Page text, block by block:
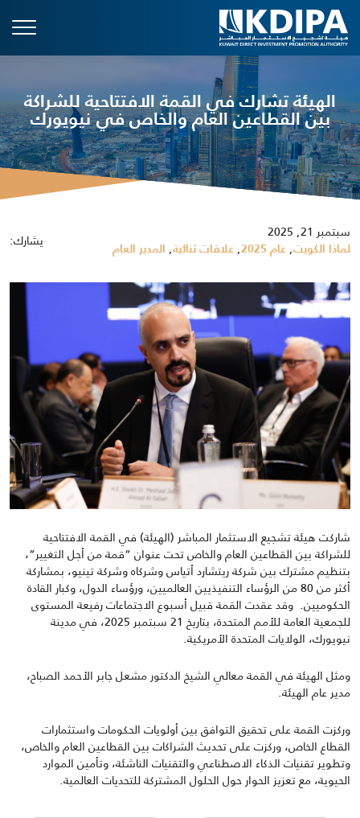
الهيئة تشارك في القمة الافتتاحية للشراكة
بين القطاعين العام والخاص في نيويورك
سبتمبر 21, 2025
لماذا الكويت, عام 2025 , علاقات ثنائية, المدير العام يشارك:
شاركت هيئة تشجيع الاستثمار المباشر (الهيئة) في القمة الافتتاحية
للشراكة بين القطاعين العام والخاصتحت عنوان “قمة من أجل التغيير“،
بتنظيم مشترك بين شركة ريتشارد أتياس وشركاه وشركة تينيو، بمشاركة
أكثر من 80 من الرؤساء التنفيذيين العالميين، ورؤساء الدول، وكبار القادة
الحكوميين. وقد عقدت القمة قبيل أسبوع الاجتماعات رفيعة المستوى
للجمعية العامة للأمم المتحدة، بتاريخ 21 سبتمبر 2025، في مدينة
نيويورك، الولايات المتحدة الأمريكية.
ومثل الهيئة في القمة معالي الشيخ الدكتور مشعل جابر الأحمد الصباح،
مدير عام الهيئة.
وركزت القمة على تحقيق التوافق بين أولويات الحكومات واستثمارات
القطاع الخاص، وركزت على تحديث الشراكات بين القطاعين العام والخاص،
وتطوير تقنيات الذكاء الاصطناعي والتقنيات الناشئة، وتأمين الموارد
الحيوية، مع تعزيز الحوار حول الحلول المشتركة للتحديات العالمية.